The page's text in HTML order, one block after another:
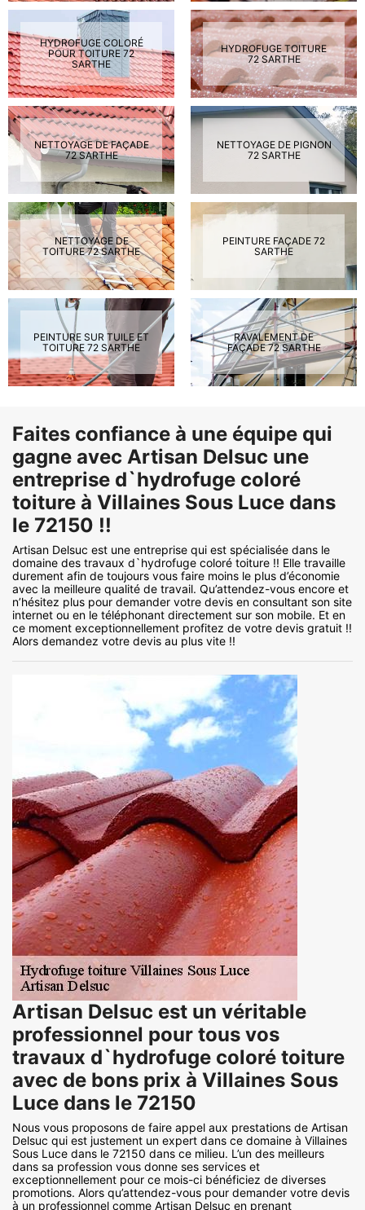
HYDROFUGE COLORÉ
POUR TOITURE 72
SARTHE
HYDROFUGE TOITURE
72 SARTHE
NETTOYAGE DE FAÇADE
72 SARTHE
NETTOYAGE DE PIGNON
72 SARTHE
NETTOYAGE DE
TOITURE 72 SARTHE
PEINTURE FAÇADE 72
SARTHE
PEINTURE SUR TUILE ET
TOITURE 72 SARTHE
RAVALEMENT DE
FAÇADE 72 SARTHE
Faites confiance à une équipe qui
gagne avec Artisan Delsuc une
entreprise d`hydrofuge coloré
toiture à Villaines Sous Luce dans
le 72150 !!
Artisan Delsuc est une entreprise qui est spécialisée dans le
domaine des travaux d`hydrofuge coloré toiture !! Elle travaille
durement afin de toujours vous faire moins le plus d’économie
avec la meilleure qualité de travail. Qu’attendez-vous encore et
n’hésitez plus pour demander votre devis en consultant son site
internet ou en le téléphonant directement sur son mobile. Et en
ce moment exceptionnellement profitez de votre devis gratuit !!
Alors demandez votre devis au plus vite !!
Artisan Delsuc est un véritable
professionnel pour tous vos
travaux d`hydrofuge coloré toiture
avec de bons prix à Villaines Sous
Luce dans le 72150
Nous vous proposons de faire appel aux prestations de Artisan
Delsuc qui est justement un expert dans ce domaine à Villaines
Sous Luce dans le 72150 dans ce milieu. L’un des meilleurs
dans sa profession vous donne ses services et
exceptionnellement pour ce mois-ci bénéficiez de diverses
promotions. Alors qu’attendez-vous pour demander votre devis
à un professionnel comme Artisan Delsuc en prenant